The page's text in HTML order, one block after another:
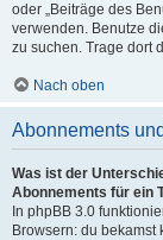
oder „Beiträge des
verwenden. Benutze
zu suchen. Trage dort
Nach oben
Abonnements
Was ist der
Abonnements für ein
In phpBB 3.0
Browsern: du